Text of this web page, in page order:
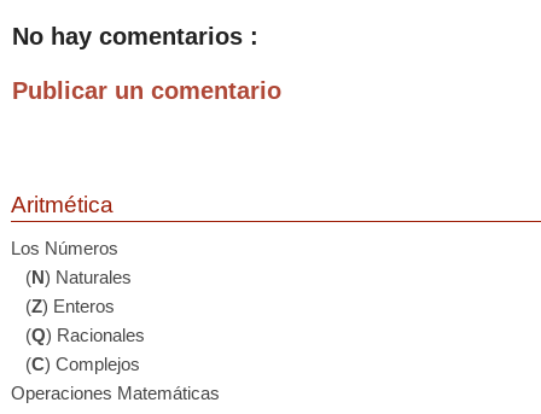
No hay comentarios :
Publicar un comentario
Aritmética
Los Números
(N) Naturales
(Z) Enteros
(Q) Racionales
(C) Complejos
Operaciones Matemáticas